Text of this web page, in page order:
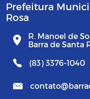
Prefeitura
Rosa
R. Manoel de
Barra de Santa
(83) 3376-1040